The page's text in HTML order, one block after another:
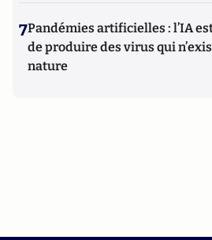
7Pandémies artificielles : l’IA
de produire des virus qui
nature